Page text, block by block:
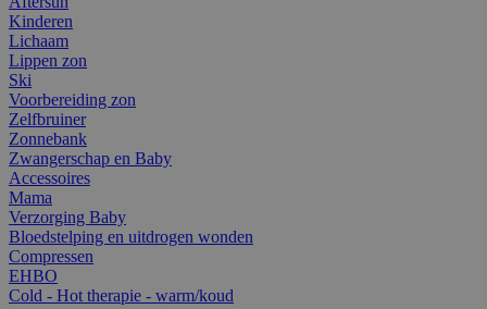
Kinderen
Lichaam
Lippen zon
Ski
Voorbereiding zon
Zelfbruiner
Zonnebank
Zwangerschap en Baby
Accessoires
Mama
Verzorging Baby
Bloedstelping en uitdrogen wonden
Compressen
EHBO
Cold - Hot therapie - warm/koud